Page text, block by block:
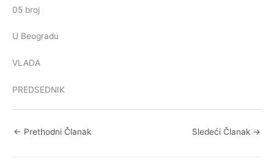
05 broj
U Beogradu
VLADA
PREDSEDNIK
← Prethodni Članak Sledeći Članak →